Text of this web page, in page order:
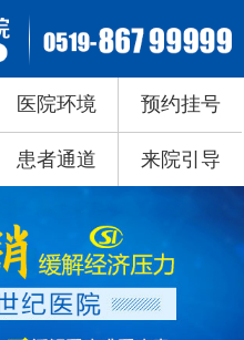
医院环境 预约挂号
患者通道 来院引导